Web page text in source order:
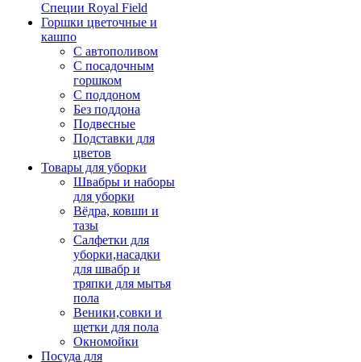
Специи Royal Field
Горшки цветочные и
кашпо
С автополивом
С посадочным
горшком
С поддоном
Без поддона
Подвесные
Подставки для
цветов
Товары для уборки
Швабры и наборы
для уборки
Вёдра, ковши и
тазы
Салфетки для
уборки,насадки
для швабр и
тряпки для мытья
пола
Веники,совки и
щетки для пола
Окномойки
Посуда для